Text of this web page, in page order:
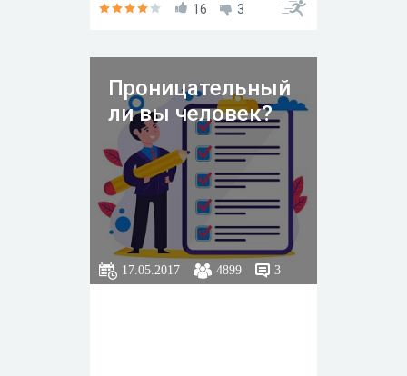
16 3
Проницательный
ли вы человек?
17.05.2017 4899 3